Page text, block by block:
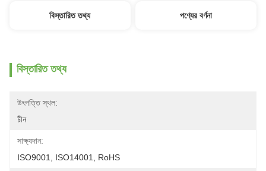
বিস্তারিত তথ্য পণ্যের বর্ণনা
বিস্তারিত তথ্য
উৎপত্তি স্থল:
চীন
সাক্ষ্যদান:
ISO9001, ISO14001, RoHS